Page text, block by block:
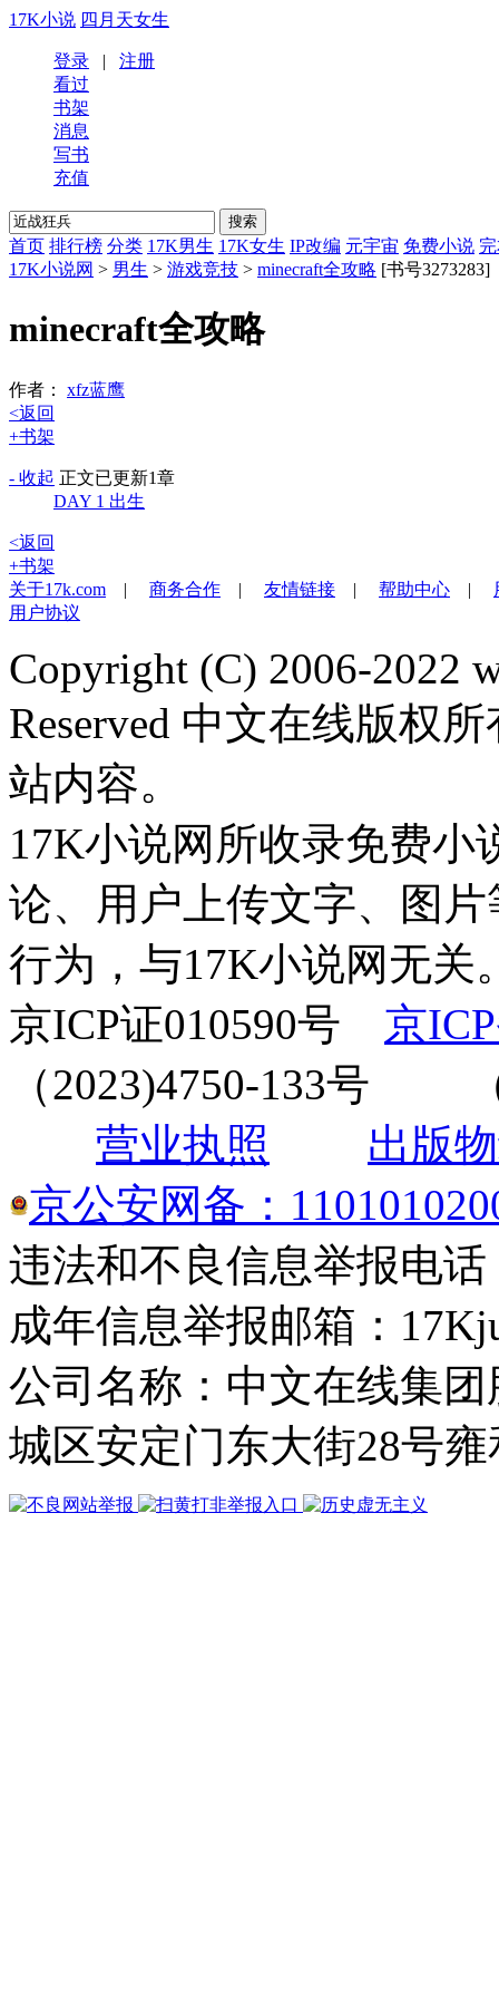
17K小说 四月天女生
登录 | 注册
看过
书架
消息
写书
充值
首页 排行榜 分类 17K男生 17K女生 IP改编 元宇宙 免费小说
17K小说网 > 男生 > 游戏竞技 > minecraft全攻略 [书号3273283]
minecraft全攻略
作者： xfz蓝鹰
<返回
+书架
- 收起 正文已更新1章
DAY 1 出生
<返回
+书架
关于17k.com | 商务合作 | 友情链接 | 帮助中心 |
用户协议
Copyright (C) 2006-2022
Reserved 中文在线版权
站内容。
17K小说网所收录免费小
论、用户上传文字、图
行为，与17K小说网无关
京ICP证010590号 京
（2023)4750-133号
营业执照
出版
京公安网备：
违法和不良信息举报电话
成年信息举报邮箱：
公司名称：中文在线集
城区安定门东大街28号